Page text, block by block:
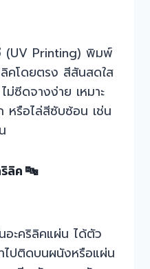
(UV Printing) พิมพ์
คโดยตรง สีสันสดใส
ซีดจางง่าย เหมาะ
รือไล่สีซับซ้อน เช่น
ลิค 🔤
ะคริลิคแผ่น ได้ตัว
ปติดบนผนังหรือแผ่น